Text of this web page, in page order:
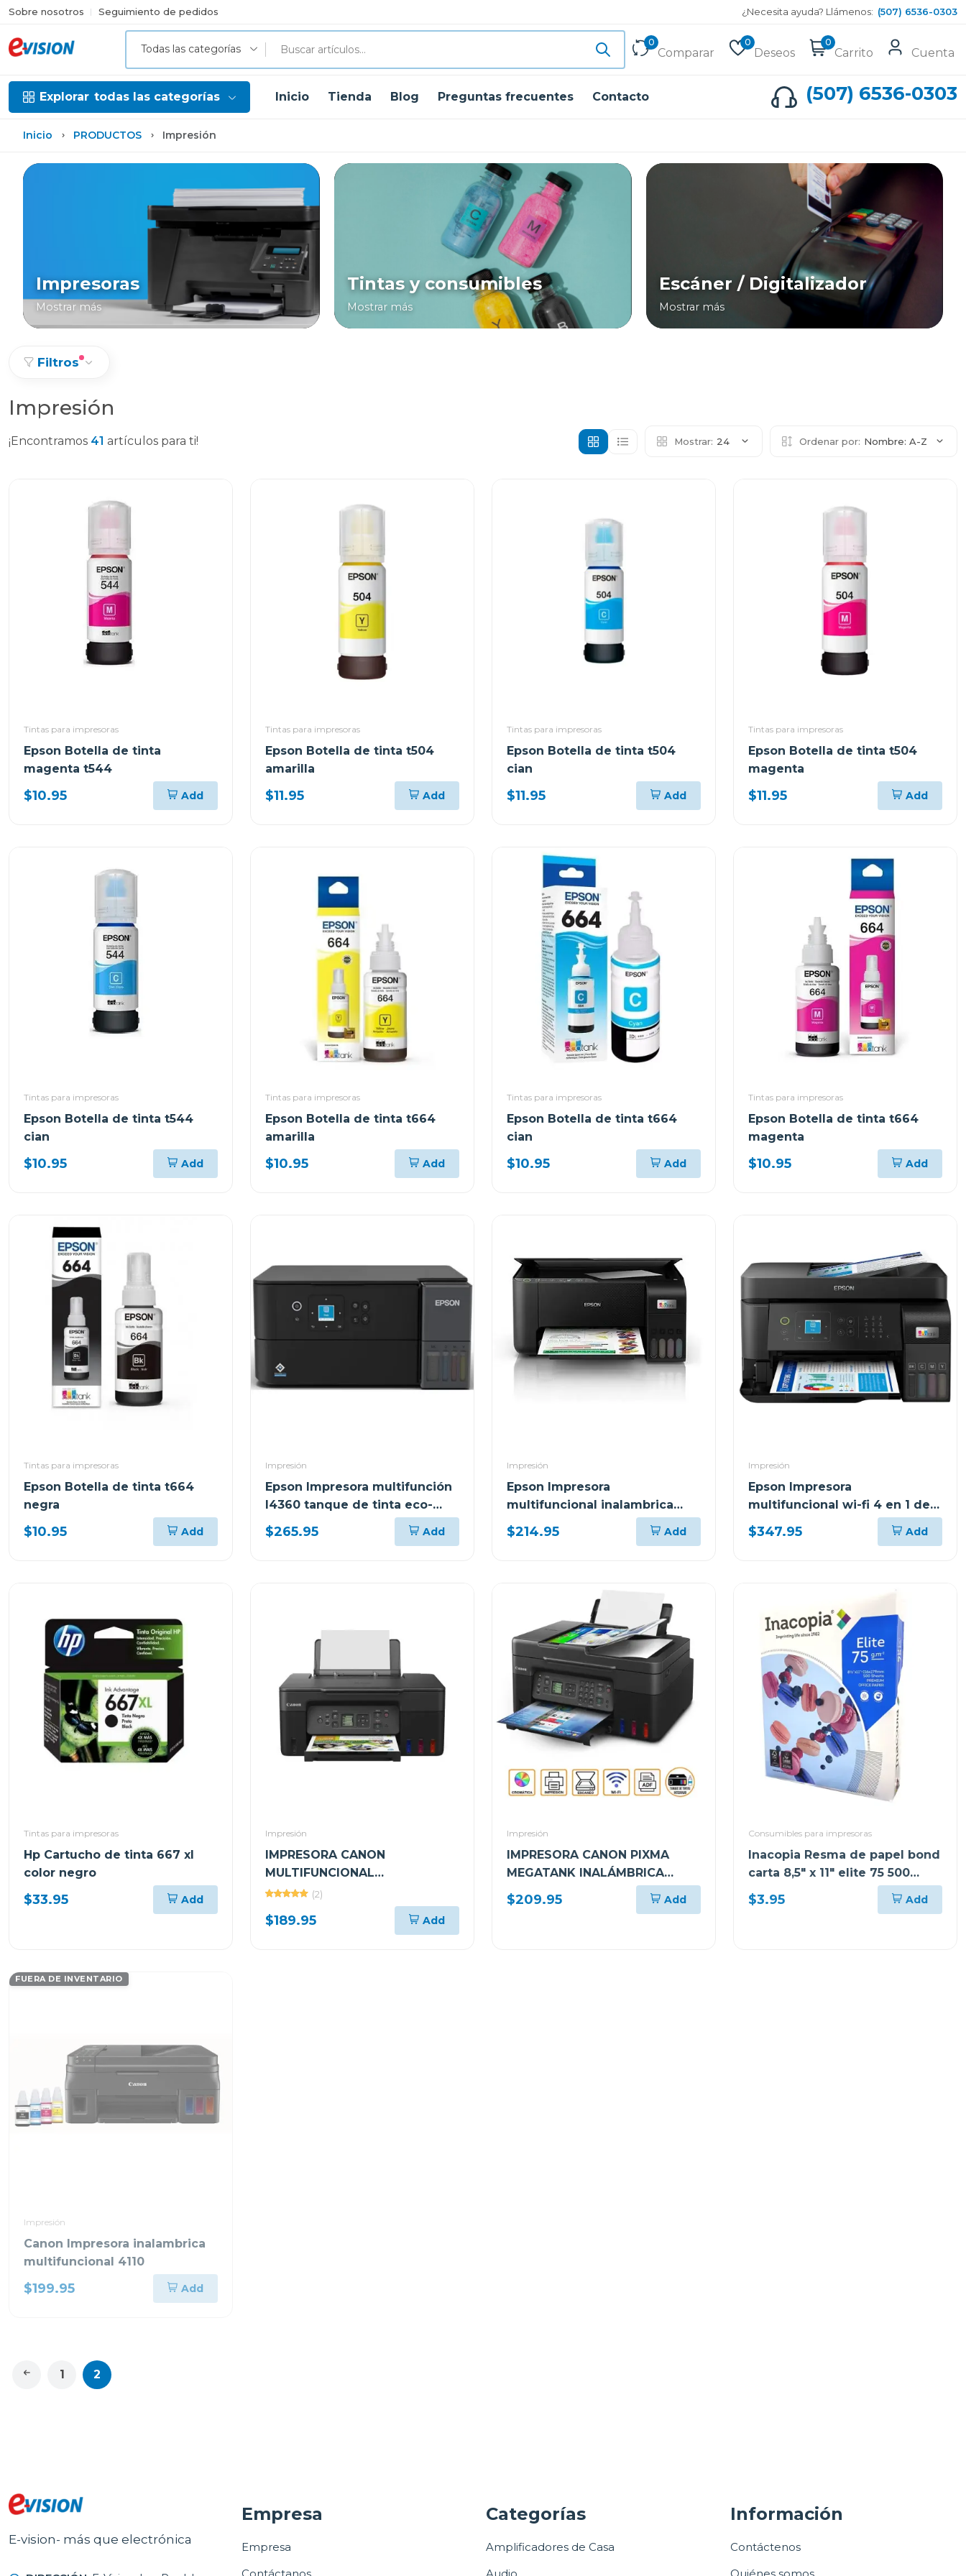
Sobre nosotros Seguimiento de pedidos ¿Necesita ayuda? Llámenos: (507) 6536-0303
Todas las categorías
0
Comparar
0
Deseos
0
Carrito Cuenta
Explorar todas las categorías Inicio Tienda Blog Preguntas frecuentes Contacto (507) 6536-0303
Inicio PRODUCTOS Impresión
Impresoras
Mostrar más
Tintas y consumibles
Mostrar más
Escáner / Digitalizador
Mostrar más
Filtros
Impresión
¡Encontramos 41 artículos para ti! Mostrar: 24 Ordenar por: Nombre: A-Z
Tintas para impresoras
Epson Botella de tinta
magenta t544
$10.95 Add
Tintas para impresoras
Epson Botella de tinta t504
amarilla
$11.95 Add
Tintas para impresoras
Epson Botella de tinta t504
cian
$11.95 Add
Tintas para impresoras
Epson Botella de tinta t504
magenta
$11.95 Add
Tintas para impresoras
Epson Botella de tinta t544
cian
$10.95 Add
Tintas para impresoras
Epson Botella de tinta t664
amarilla
$10.95 Add
Tintas para impresoras
Epson Botella de tinta t664
cian
$10.95 Add
Tintas para impresoras
Epson Botella de tinta t664
magenta
$10.95 Add
Tintas para impresoras
Epson Botella de tinta t664
negra
$10.95 Add
Impresión
Epson Impresora multifunción
l4360 tanque de tinta eco-
tank wi-fi
$265.95 Add
Impresión
Epson Impresora
multifuncional inalambrica
ecotank 3250
$214.95 Add
Impresión
Epson Impresora
multifuncional wi-fi 4 en 1 de
alto desempeño eco tank
l5590 c11ck57
$347.95 Add
Tintas para impresoras
Hp Cartucho de tinta 667 xl
color negro
$33.95 Add
Impresión
IMPRESORA CANON
MULTIFUNCIONAL
INALÁMBRICA DE TANQUES DE
TINTA INTEGRADOS G317
(2)
$189.95 Add
Impresión
IMPRESORA CANON PIXMA
MEGATANK INALÁMBRICA
MULTIFUNCIONAL G417
$209.95 Add
Consumibles para impresoras
Inacopia Resma de papel bond
carta 8,5" x 11" elite 75 500
hojas 20 lb
$3.95 Add
FUERA DE INVENTARIO
Impresión
Canon Impresora inalambrica
multifuncional 4110
$199.95 Add
1 2
E-vision- más que electrónica
Empresa
Empresa
Categorías
Amplificadores de Casa
Información
Contáctenos